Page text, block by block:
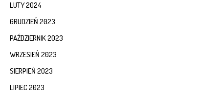
LUTY 2024
GRUDZIEŃ 2023
PAŹDZIERNIK 2023
WRZESIEŃ 2023
SIERPIEŃ 2023
LIPIEC 2023